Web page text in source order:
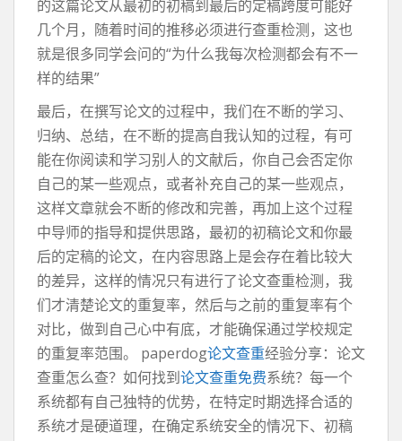
的这篇论文从最初的初稿到最后的定稿跨度可能好
几个月，随着时间的推移必须进行查重检测，这也
就是很多同学会问的“为什么我每次检测都会有不一
样的结果”
最后，在撰写论文的过程中，我们在不断的学习、
归纳、总结，在不断的提高自我认知的过程，有可
能在你阅读和学习别人的文献后，你自己会否定你
自己的某一些观点，或者补充自己的某一些观点，
这样文章就会不断的修改和完善，再加上这个过程
中导师的指导和提供思路，最初的初稿论文和你最
后的定稿的论文，在内容思路上是会存在着比较大
的差异，这样的情况只有进行了论文查重检测，我
们才清楚论文的重复率，然后与之前的重复率有个
对比，做到自己心中有底，才能确保通过学校规定
的重复率范围。 paperdog论文查重经验分享：论文
查重怎么查？如何找到论文查重免费系统？每一个
系统都有自己独特的优势，在特定时期选择合适的
系统才是硬道理，在确定系统安全的情况下、初稿